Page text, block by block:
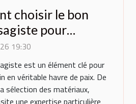
choisir le bon
pour
votre espace
?
19:30
est un élément clé pour
en véritable havre de paix. De
sélection des matériaux,
une expertise particulière